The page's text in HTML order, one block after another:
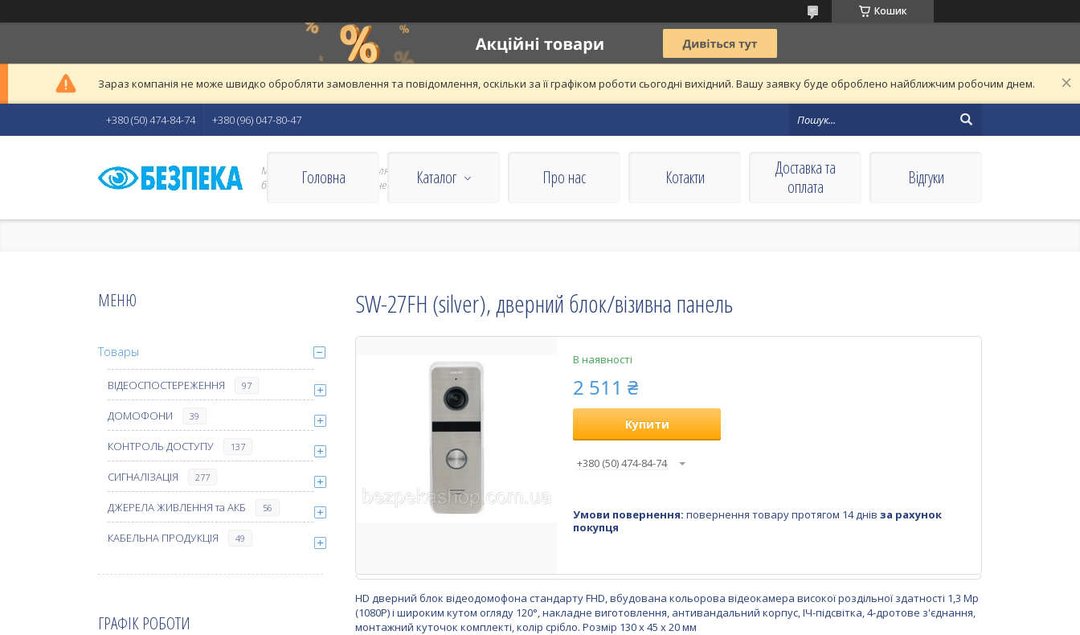
Кошик
Зараз компанія не може швидко обробляти замовлення та повідомлення, оскільки за її графіком роботи сьогодні вихідний. Вашу заявку буде оброблено найближчим робочим днем.
+380 (50) 474-84-74 +380 (96) 047-80-47
Магазин "Безпека" - все для
безпеки Вас і Вашого бізнесу
Головна Каталог Про нас Котакти
Доставка та
оплата
Вiдгуки
SW-27FH (silver), дверний блок/візивна панель
В наявності
2 511 ₴
Купити
+380 (50) 474-84-74
повернення товару протягом 14 днів за рахунок
покупця
HD дверний блок відеодомофона стандарту FHD, вбудована кольорова відеокамера високої роздільної здатності 1,3 Мр
(1080P) і широким кутом огляду 120°, накладне виготовлення, антивандальний корпус, ІЧ-підсвітка, 4-дротове з'єднання,
монтажний куточок комплекті, колір срібло. Розмір 130 х 45 х 20 мм
Товары
ВІДЕОСПОСТЕРЕЖЕННЯ 97
ДОМОФОНИ 39
КОНТРОЛЬ ДОСТУПУ 137
СИГНАЛІЗАЦІЯ 277
ДЖЕРЕЛА ЖИВЛЕННЯ та АКБ 56
КАБЕЛЬНА ПРОДУКЦІЯ 49
ГРАФІК РОБОТИ